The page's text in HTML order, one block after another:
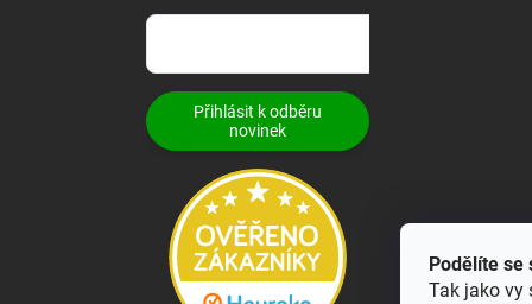
Podělíte se
Tak jako vy
Přihlásit k odběru
novinek